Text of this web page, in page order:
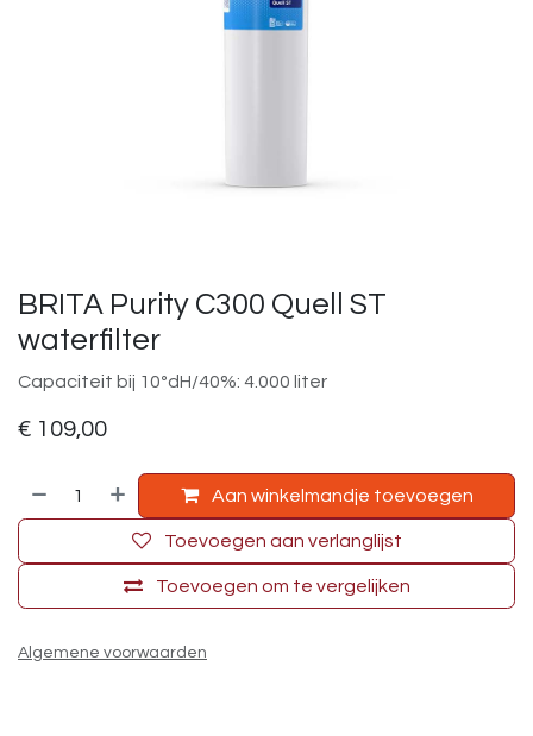
BRITA Purity C300 Quell ST
waterfilter
Capaciteit bij 10ºdH/40%: 4.000 liter
€ 109,00
Aan winkelmandje toevoegen
Toevoegen om te vergelijken
Toevoegen aan verlanglijst
Algemene voorwaarden